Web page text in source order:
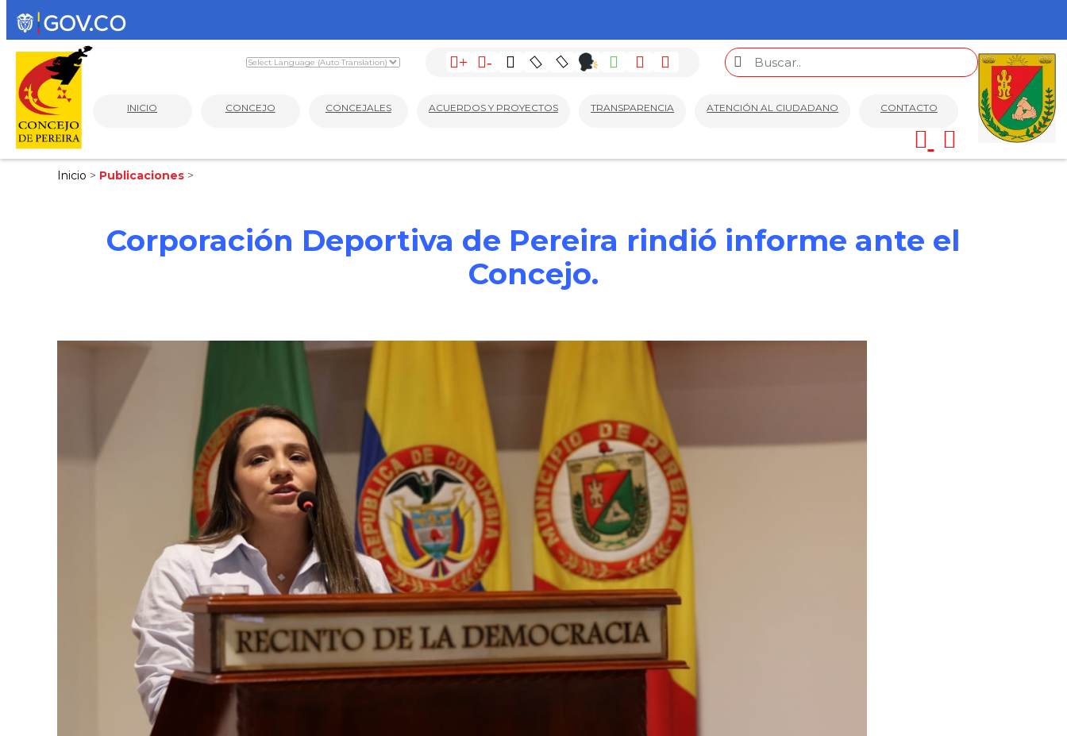
+ -
INICIO CONCEJO CONCEJALES ACUERDOS Y PROYECTOS TRANSPARENCIA ATENCIÓN AL CIUDADANO CONTACTO
Inicio > Publicaciones >
Corporación Deportiva de Pereira rindió informe ante el
Concejo.